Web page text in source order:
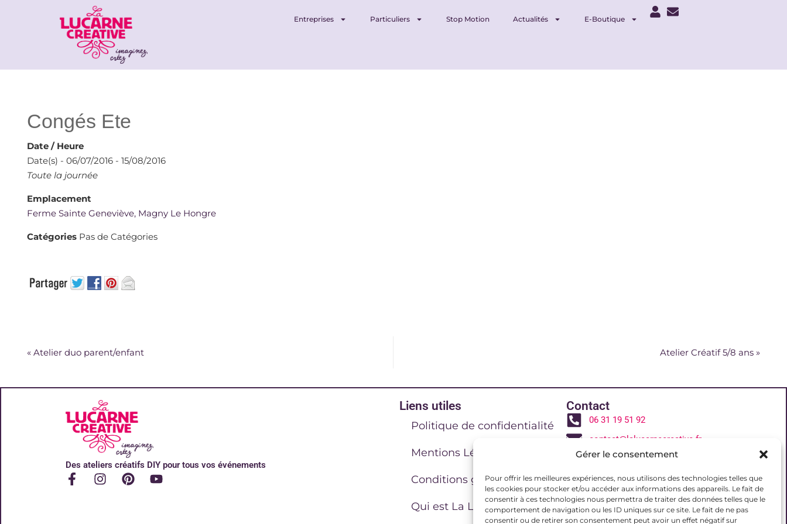
Gérer le consentement
Pour offrir les meilleures expériences, nous utilisons des technologies telles que
les cookies pour stocker et/ou accéder aux informations des appareils. Le fait de
consentir à ces technologies nous permettra de traiter des données telles que le
comportement de navigation ou les ID uniques sur ce site. Le fait de ne pas
consentir ou de retirer son consentement peut avoir un effet négatif sur
Entreprises Particuliers Stop Motion Actualités E-Boutique
Congés Ete
Date / Heure
Date(s) - 06/07/2016 - 15/08/2016
Toute la journée
Emplacement
Ferme Sainte Geneviève, Magny Le Hongre
Catégories Pas de Catégories
« Atelier duo parent/enfant Atelier Créatif 5/8 ans »
Des ateliers créatifs DIY pour tous vos événements
Liens utiles
Politique de confidentialité
Mentions Légales
Conditions générales de vente
Qui est La Lucarne Creative
Contact
06 31 19 51 92
contact@lalucarnecreative.fr
77700 Magny le Hongre